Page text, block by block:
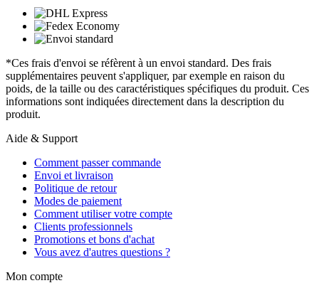
*Ces frais d'envoi se réfèrent à un envoi standard. Des frais
supplémentaires peuvent s'appliquer, par exemple en raison du
poids, de la taille ou des caractéristiques spécifiques du produit. Ces
informations sont indiquées directement dans la description du
produit.
Aide & Support
Comment passer commande
Envoi et livraison
Politique de retour
Modes de paiement
Comment utiliser votre compte
Clients professionnels
Promotions et bons d'achat
Vous avez d'autres questions ?
Mon compte